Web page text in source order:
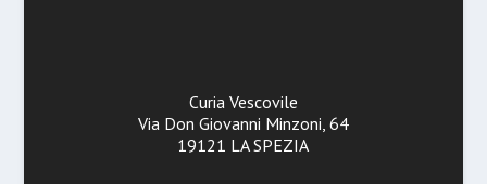
Curia Vescovile
Via Don Giovanni Minzoni, 64
19121 LA SPEZIA